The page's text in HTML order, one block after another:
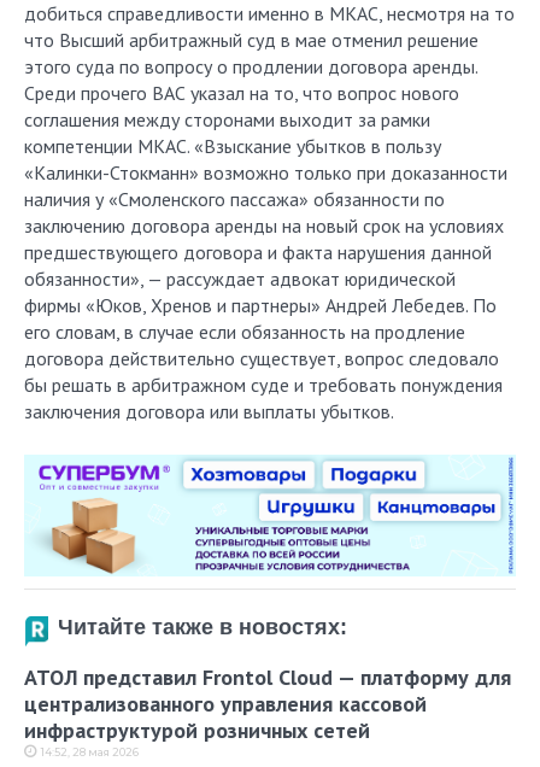
добиться справедливости именно в МКАС, несмотря на то
что Высший арбитражный суд в мае отменил решение
этого суда по вопросу о продлении договора аренды.
Среди прочего ВАС указал на то, что вопрос нового
соглашения между сторонами выходит за рамки
компетенции МКАС. «Взыскание убытков в пользу
«Калинки-Стокманн» возможно только при доказанности
наличия у «Смоленского пассажа» обязанности по
заключению договора аренды на новый срок на условиях
предшествующего договора и факта нарушения данной
обязанности», — рассуждает адвокат юридической
фирмы «Юков, Хренов и партнеры» Андрей Лебедев. По
его словам, в случае если обязанность на продление
договора действительно существует, вопрос следовало
бы решать в арбитражном суде и требовать понуждения
заключения договора или выплаты убытков.
Читайте также в новостях:
АТОЛ представил Frontol Cloud — платформу для
централизованного управления кассовой
инфраструктурой розничных сетей
14:52, 28 мая 2026